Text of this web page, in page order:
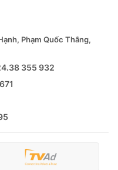
Phạm Quốc Thắng,
355 932